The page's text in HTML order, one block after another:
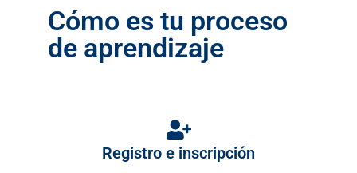
Cómo es tu proceso
de aprendizaje
Registro e inscripción